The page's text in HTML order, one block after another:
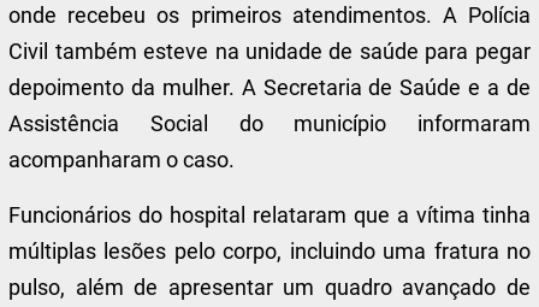
onde recebeu os primeiros atendimentos. A Polícia
Civil também esteve na unidade de saúde para pegar
depoimento da mulher. A Secretaria de Saúde e a de
Assistência Social do município informaram
acompanharam o caso.
Funcionários do hospital relataram que a vítima tinha
múltiplas lesões pelo corpo, incluindo uma fratura no
pulso, além de apresentar um quadro avançado de